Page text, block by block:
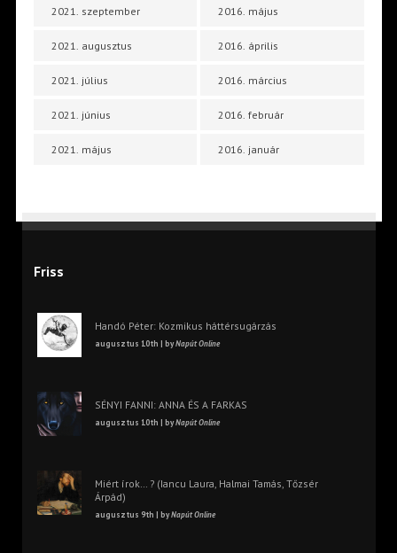
2021. szeptember
2021. augusztus
2021. július
2021. június
2021. május
2016. május
2016. április
2016. március
2016. február
2016. január
Friss
Handó Péter: Kozmikus háttérsugárzás
augusztus 10th | byNapút Online
SÉNYI FANNI: ANNA ÉS A FARKAS
augusztus 10th | byNapút Online
Miért írok… ? (Iancu Laura, Halmai Tamás, Tőzsér
Árpád)
augusztus 9th | byNapút Online